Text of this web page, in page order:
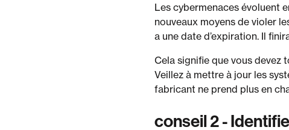
Les cybermenaces évoluent
nouveaux moyens de violer
a une date d’expiration. Il
Cela signifie que vous devez
Veillez à mettre à jour les
fabricant ne prend plus en
conseil 2 -